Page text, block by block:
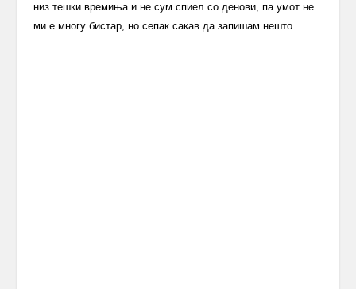
низ тешки времиња и не сум спиел со денови, па умот не
ми е многу бистар, но сепак сакав да запишам нешто.